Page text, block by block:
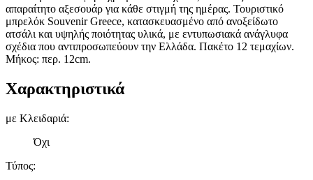
απαραίτητο αξεσουάρ για κάθε στιγμή της ημέρας. Τουριστικό
μπρελόκ Souvenir Greece, κατασκευασμένο από ανοξείδωτο
ατσάλι και υψηλής ποιότητας υλικά, με εντυπωσιακά ανάγλυφα
σχέδια που αντιπροσωπεύουν την Ελλάδα. Πακέτο 12 τεμαχίων.
Μήκος: περ. 12cm.
Χαρακτηριστικά
με Κλειδαριά:
Όχι
Τύπος: